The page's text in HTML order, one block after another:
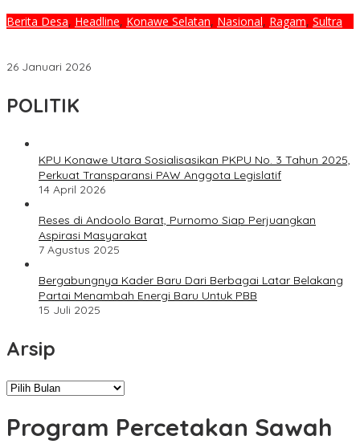
Berita Desa, Headline, Konawe Selatan, Nasional, Ragam, Sultra
26 Januari 2026
POLITIK
KPU Konawe Utara Sosialisasikan PKPU No. 3 Tahun 2025,
Perkuat Transparansi PAW Anggota Legislatif
14 April 2026
Reses di Andoolo Barat, Purnomo Siap Perjuangkan
Aspirasi Masyarakat
7 Agustus 2025
Bergabungnya Kader Baru Dari Berbagai Latar Belakang
Partai Menambah Energi Baru Untuk PBB
15 Juli 2025
Arsip
Arsip
Program Percetakan Sawah